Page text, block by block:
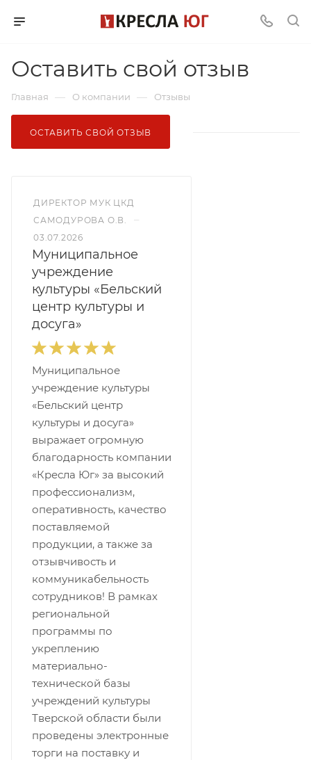
Оставить свой отзыв
Главная — О компании — Отзывы
ОСТАВИТЬ СВОЙ ОТЗЫВ
ДИРЕКТОР МУК ЦКД
САМОДУРОВА О.В.
–
03.07.2026
Муниципальное
учреждение
культуры «Бельский
центр культуры и
досуга»
Муниципальное
учреждение культуры
«Бельский центр
культуры и досуга»
выражает огромную
благодарность компании
«Кресла Юг» за высокий
профессионализм,
оперативность, качество
поставляемой
продукции, а также за
отзывчивость и
коммуникабельность
сотрудников! В рамках
региональной
программы по
укреплению
материально-
технической базы
учреждений культуры
Тверской области были
проведены электронные
торги на поставку и